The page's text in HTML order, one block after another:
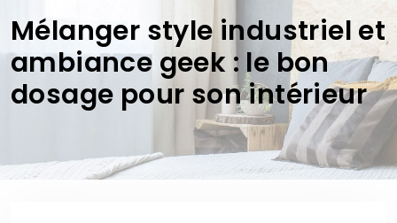
Mélanger style industriel et
ambiance geek : le bon
dosage pour son intérieur